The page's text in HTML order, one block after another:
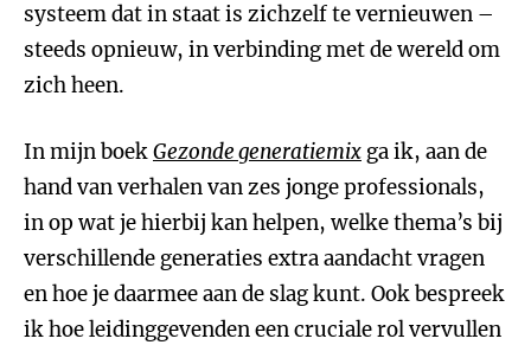
systeem dat in staat is zichzelf te vernieuwen –
steeds opnieuw, in verbinding met de wereld om
zich heen.
In mijn boekGezonde generatiemix ga ik, aan de
hand van verhalen van zes jonge professionals,
in op wat je hierbij kan helpen, welke thema’s bij
verschillende generaties extra aandacht vragen
en hoe je daarmee aan de slag kunt. Ook bespreek
ik hoe leidinggevenden een cruciale rol vervullen